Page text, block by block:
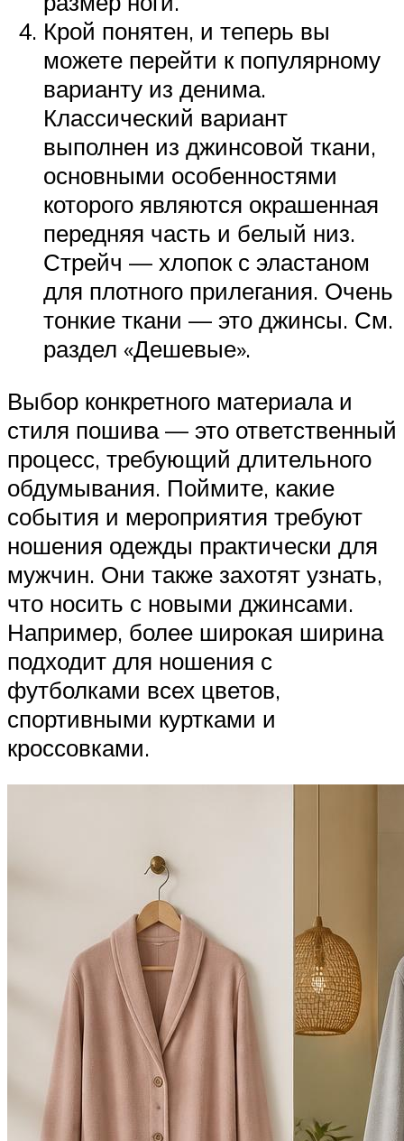
Крой понятен, и теперь вы
можете перейти к популярному
варианту из денима.
Классический вариант
выполнен из джинсовой ткани,
основными особенностями
которого являются окрашенная
передняя часть и белый низ.
Стрейч — хлопок с эластаном
для плотного прилегания. Очень
тонкие ткани — это джинсы. См.
раздел «Дешевые».
Выбор конкретного материала и
стиля пошива — это ответственный
процесс, требующий длительного
обдумывания. Поймите, какие
события и мероприятия требуют
ношения одежды практически для
мужчин. Они также захотят узнать,
что носить с новыми джинсами.
Например, более широкая ширина
подходит для ношения с
футболками всех цветов,
спортивными куртками и
кроссовками.